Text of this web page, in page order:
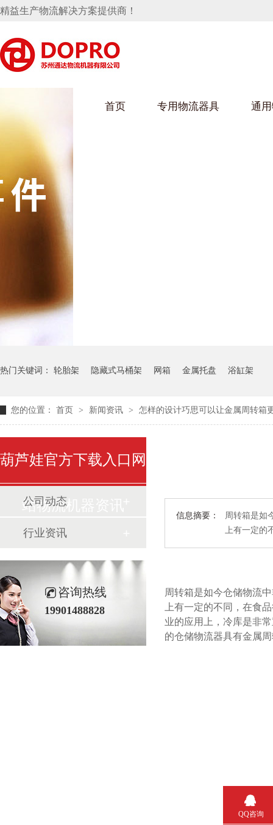
精益生产物流解决方案提供商！
首页 专用物流器具
葫芦娃下载最污架
保险杠料架
消声器料架
通
车
料架
桶水箱支架
行业
热门关键词： 轮胎架 隐藏式马桶架 网箱 金属托盘 浴缸架
您的位置： 首页 > 新闻资讯 > 怎样的设计巧思可以让金属周转箱更
信息摘要：
周转箱是如
上有一定的不
周转箱是如今仓储物流中非
上有一定的不同，在食
业的应用上，冷库是非
的仓储物流器具有金属周
葫芦娃官方下载入口网
站物流机器资讯
公司动态
行业资讯
咨询热线
19901488828
QQ咨询